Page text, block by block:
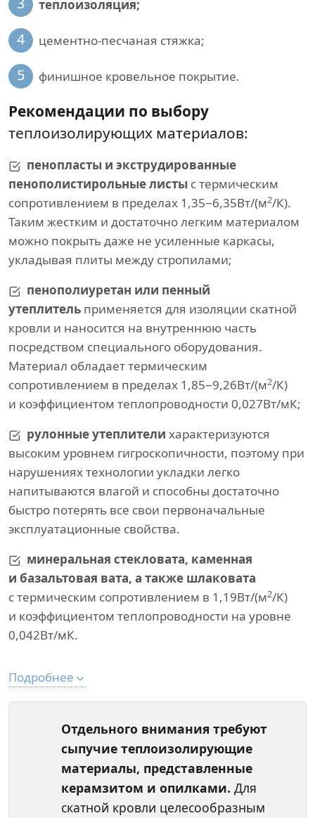
теплоизоляция;
4 цементно-песчаная стяжка;
5 финишное кровельное покрытие.
Рекомендации по выбору
теплоизолирующих материалов:
пенопласты и экструдированные
пенополистирольные листы с термическим
сопротивлением в пределах 1,35−6,35Вт/(м2/К).
Таким жестким и достаточно легким материалом
можно покрыть даже не усиленные каркасы,
укладывая плиты между стропилами;
пенополиуретан или пенный
утеплитель применяется для изоляции скатной
кровли и наносится на внутреннюю часть
посредством специального оборудования.
Материал обладает термическим
сопротивлением в пределах 1,85−9,26Вт/(м2/К)
и коэффициентом теплопроводности 0,027Вт/мК;
рулонные утеплители характеризуются
высоким уровнем гигроскопичности, поэтому при
нарушениях технологии укладки легко
напитываются влагой и способны достаточно
быстро потерять все свои первоначальные
эксплуатационные свойства.
минеральная стекловата, каменная
и базальтовая вата, а также шлаковата
с термическим сопротивлением в 1,19Вт/(м2/К)
и коэффициентом теплопроводности на уровне
0,042Вт/мК.
Подробнее
Отдельного внимания требуют
сыпучие теплоизолирующие
материалы, представленные
керамзитом и опилками. Для
скатной кровли целесообразным